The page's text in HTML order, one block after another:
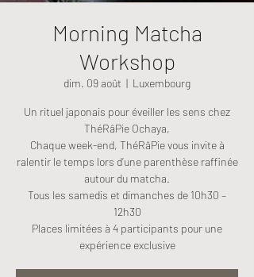
Morning Matcha
Workshop
dim. 09 août
  |
Luxembourg
Un rituel japonais pour éveiller les sens chez
ThéRâPie Ochaya,
Chaque week-end, ThéRâPie vous invite à
ralentir le temps lors d’une parenthèse raffinée
autour du matcha.
Tous les samedis et dimanches de 10h30 –
12h30
Places limitées à 4 participants pour une
expérience exclusive